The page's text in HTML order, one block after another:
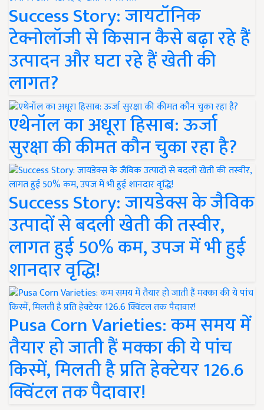
Success Story: जायटॉनिक
टेक्नोलॉजी से किसान कैसे बढ़ा रहे हैं
उत्पादन और घटा रहे हैं खेती की
लागत?
एथेनॉल का अधूरा हिसाब: ऊर्जा
सुरक्षा की कीमत कौन चुका रहा है?
Success Story: जायडेक्स के जैविक
उत्पादों से बदली खेती की तस्वीर,
लागत हुई 50% कम, उपज में भी हुई
शानदार वृद्धि!
Pusa Corn Varieties: कम समय में
तैयार हो जाती हैं मक्का की ये पांच
किस्में, मिलती है प्रति हेक्टेयर 126.6
क्विंटल तक पैदावार!